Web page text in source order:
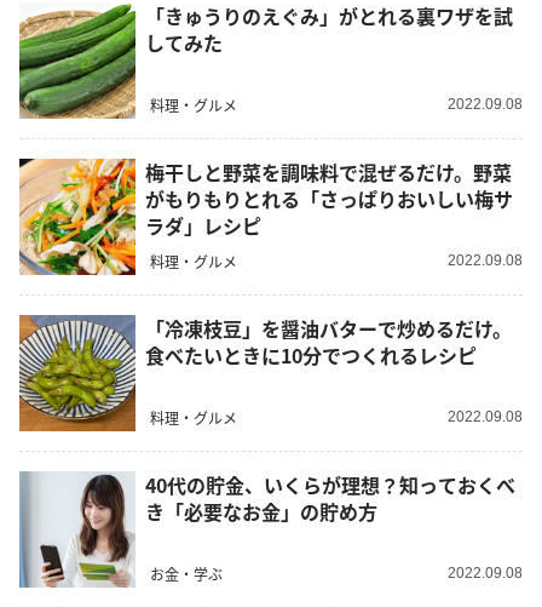
「きゅうりのえぐみ」がとれる裏ワザを試
してみた
料理・グルメ 2022.09.08
梅干しと野菜を調味料で混ぜるだけ。野菜
がもりもりとれる「さっぱりおいしい梅サ
ラダ」レシピ
料理・グルメ 2022.09.08
「冷凍枝豆」を醤油バターで炒めるだけ。
食べたいときに10分でつくれるレシピ
料理・グルメ 2022.09.08
40代の貯金、いくらが理想？知っておくべ
き「必要なお金」の貯め方
お金・学ぶ 2022.09.08